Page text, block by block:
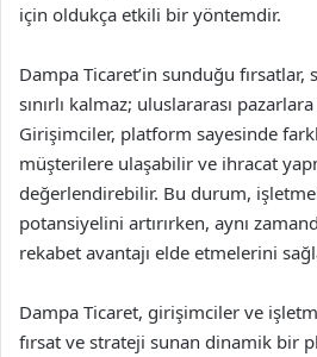
için oldukça etkili bir yöntemdir.
Dampa Ticaret’in sunduğu fırsatlar,
sınırlı kalmaz; uluslararası
Girişimciler, platform sayesinde
müşterilere ulaşabilir ve ihracat
değerlendirebilir. Bu durum,
potansiyelini artırırken, aynı
rekabet avantajı elde etmelerini
Dampa Ticaret, girişimciler ve
fırsat ve strateji sunan dinamik bir